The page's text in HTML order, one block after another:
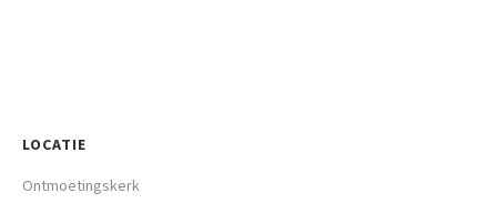
LOCATIE
Ontmoetingskerk